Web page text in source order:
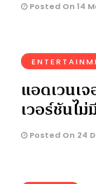
Posted On 14
แอดเวนเ
เวอร์ชันไ
Posted On 24